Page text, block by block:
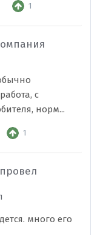
1
с
норм...
1
много его